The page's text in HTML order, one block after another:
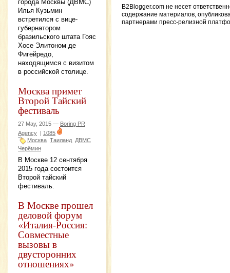
города Москвы (ДВМС)
Илья Кузьмин
встретился с вице-
губернатором
бразильского штата Гояс
Хосе Элитоном де
Фигейредо,
находящимся с визитом
в российской столице.
Москва примет
Второй Тайский
фестиваль
27 May, 2015 — Boring PR
Agency | 1085
Москва Таиланд ДВМС
Черёмин
В Москве 12 сентября
2015 года состоится
Второй тайский
фестиваль.
В Москве прошел
деловой форум
«Италия-Россия:
Совместные
вызовы в
двусторонних
отношениях»
B2Blogger.com не несет
содержание материалов,
партнерами пресс-релизной